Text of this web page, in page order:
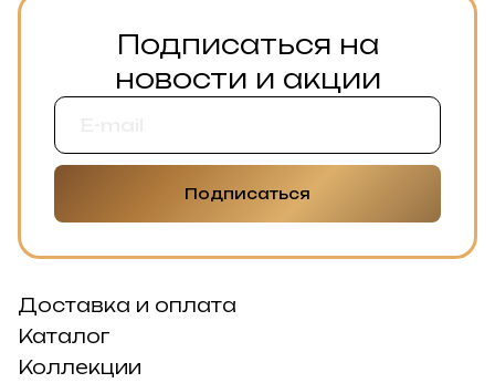
Подписаться на
новости и акции
Подписаться
Доставка и оплата
Каталог
Коллекции